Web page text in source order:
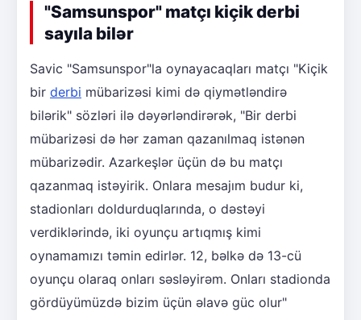
"Samsunspor" matçı kiçik derbi
sayıla bilər
Savic "Samsunspor"la oynayacaqları matçı "Kiçik
bir derbi mübarizəsi kimi də qiymətləndirə
bilərik" sözləri ilə dəyərləndirərək, "Bir derbi
mübarizəsi də hər zaman qazanılmaq istənən
mübarizədir. Azarkeşlər üçün də bu matçı
qazanmaq istəyirik. Onlara mesajım budur ki,
stadionları doldurduqlarında, o dəstəyi
verdiklərində, iki oyunçu artıqmış kimi
oynamamızı təmin edirlər. 12, bəlkə də 13-cü
oyunçu olaraq onları səsləyirəm. Onları stadionda
gördüyümüzdə bizim üçün əlavə güc olur"